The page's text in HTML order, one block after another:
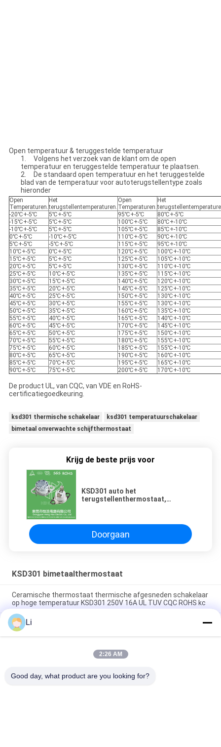
Open temperatuur & teruggestelde temperatuur
1. Volgens het verzoek van de klant om de open
temperatuur en teruggestelde temperatuur te plaatsen.
2. De standaard open temperatuur en het teruggestelde
blad van de temperatuur voor autoterugstellentype zoals
hieronder
Open
Temperaturen.
Het
terugstellentemperaturen.
Open
Temperaturen.
Het
-20℃+-5℃
5℃+-5℃ 95℃+-5℃
80℃+-5℃
-15℃+-5℃
5℃+-5℃ 100℃+-5℃
80℃+-10℃
-10℃+-5℃
5℃+-5℃ 105℃+-5℃
85℃+-10℃
0℃+-5℃
-10℃+-5℃ 110℃+-5℃
90℃+-10℃
5℃+-5℃
-5℃+-5℃ 115℃+-5℃
95℃+-10℃
10℃+-5℃
0℃+-5℃ 120℃+-5℃
100℃+-10℃
15℃+-5℃
5℃+-5℃ 125℃+-5℃
105℃+-10℃
20℃+-5℃
5℃+-5℃ 130℃+-5℃
110℃+-10℃
25℃+-5℃
10℃+-5℃ 135℃+-5℃
115℃+-10℃
30℃+-5℃
15℃+-5℃ 140℃+-5℃
120℃+-10℃
35℃+-5℃
20℃+-5℃ 145℃+-5℃
125℃+-10℃
40℃+-5℃
25℃+-5℃ 150℃+-5℃
130℃+-10℃
45℃+-5℃
30℃+-5℃ 155℃+-5℃
130℃+-10℃
50℃+-5℃
35℃+-5℃ 160℃+-5℃
135℃+-10℃
55℃+-5℃
40℃+-5℃ 165℃+-5℃
140℃+-10℃
60℃+-5℃
45℃+-5℃ 170℃+-5℃
145℃+-10℃
65℃+-5℃
50℃+-5℃ 175℃+-5℃
150℃+-10℃
70℃+-5℃
55℃+-5℃ 180℃+-5℃
155℃+-10℃
75℃+-5℃
60℃+-5℃ 185℃+-5℃
155℃+-10℃
80℃+-5℃
65℃+-5℃ 190℃+-5℃
160℃+-10℃
85℃+-5℃
70℃+-5℃ 195℃+-5℃
165℃+-10℃
90℃+-5℃
75℃+-5℃ 200℃+-5℃ 170℃+-10℃
De product UL, van CQC, van VDE en RoHS-
certificatiegoedkeuring.
ksd301 thermische schakelaar
ksd301 temperatuurschakelaar
bimetaal onverwachte schijfthermostaat
Krijg de beste prijs voor
KSD301 auto het
terugstellenthermostaat,
Doorgaan
KSD301 bimetaalthermostaat
Ceramische thermostaat thermische afgesneden schakelaar
op hoge temperatuur KSD301 250V 16A UL TUV CQC ROHS kc
De bimetaalthermostaten van de Schijf Onverwachte Actie,
lage temperatuur beperkten controleschakelaar H31 250V 10
13C
Onverwachte Actietype KSD301 Bimetaalthermostaatac
Li
2:26 AM
Good day, what product are you looking for?